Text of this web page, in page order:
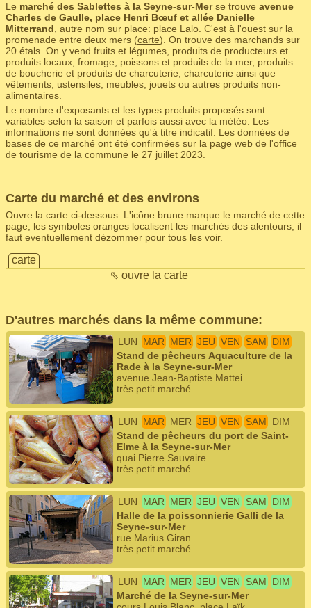
Le marché des Sablettes à la Seyne-sur-Merse trouve avenue
Charles de Gaulle, place Henri Bœuf et allée Danielle
Mitterrand , autre nom sur place: place Lalo. C'est à l'ouest sur la
promenade entre deux mers (carte). On trouve des marchands sur
20 étals. On y vend fruits et légumes, produits de producteurs et
produits locaux, fromage, poissons et produits de la mer, produits
de boucherie et produits de charcuterie, charcuterie ainsi que
vêtements, ustensiles, meubles, jouets ou autres produits non-
alimentaires.
Le nombre d'exposants et les types produits proposés sont
variables selon la saison et parfois aussi avec la météo. Les
informations ne sont données qu'à titre indicatif. Les données de
bases de ce marché ont été confirmées sur la page web de l'office
de tourisme de la commune le 27 juillet 2023.
Carte du marché et des environs
Ouvre la carte ci-dessous. L'icône brune marque le marché de cette
page, les symboles oranges localisent les marchés des alentours, il
faut eventuellement dézommer pour tous les voir.
carte
⇖ ouvre la carte
D'autres marchés dans la même commune:
LUN MAR MER JEU VEN SAM
DIM
Stand de pêcheurs Aquaculture de la
Rade à la Seyne-sur-Mer
avenue Jean-Baptiste Mattei
très petit marché
LUN MAR MER JEU VEN SAM
DIM
Stand de pêcheurs du port de Saint-
Elme à la Seyne-sur-Mer
quai Pierre Sauvaire
très petit marché
LUN MAR MER JEU VEN SAM
DIM
Halle de la poissonnierie Galli de la
Seyne-sur-Mer
rue Marius Giran
très petit marché
LUN MAR MER JEU VEN SAM
DIM
Marché de la Seyne-sur-Mer